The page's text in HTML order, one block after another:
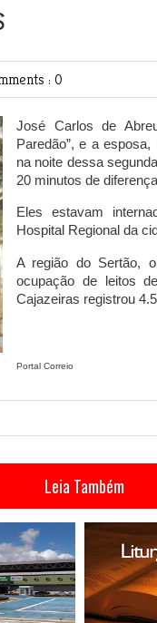
: 0
José Carlos de
Paredão”, e a
na noite dessa
20 minutos de
Eles estavam
Hospital Regional da
A região do Sertão,
ocupação de leitos
Cajazeiras registrou
Portal Correio
Leia Também